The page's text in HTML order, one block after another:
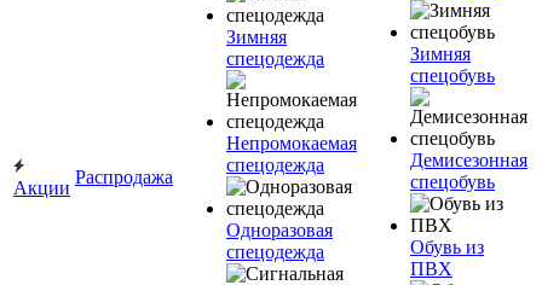
Акции
Распродажа
Зимняя
спецодежда
Непромокаемая
спецодежда
Одноразовая
спецодежда
Зимняя
спецобувь
Демисезонная
спецобувь
Обувь из
ПВХ